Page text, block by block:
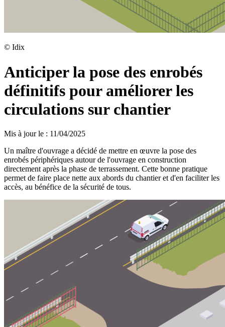
© Idix
Anticiper la pose des enrobés
définitifs pour améliorer les
circulations sur chantier
Mis à jour le : 11/04/2025
Un maître d'ouvrage a décidé de mettre en œuvre la pose des
enrobés périphériques autour de l'ouvrage en construction
directement après la phase de terrassement. Cette bonne pratique
permet de faire place nette aux abords du chantier et d'en faciliter les
accès, au bénéfice de la sécurité de tous.